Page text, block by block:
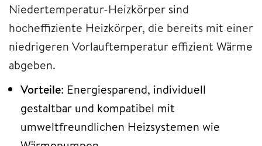
Niedertemperatur-Heizkörper sind
hocheffiziente Heizkörper, die bereits mit einer
niedrigeren Vorlauftemperatur effizient Wärme
abgeben.
Vorteile: Energiesparend, individuell
gestaltbar und kompatibel mit
umweltfreundlichen Heizsystemen wie